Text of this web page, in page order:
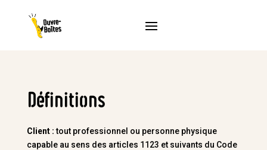
Définitions
Client :tout professionnel ou personne physique
capable au sens des articles 1123 et suivants du Code